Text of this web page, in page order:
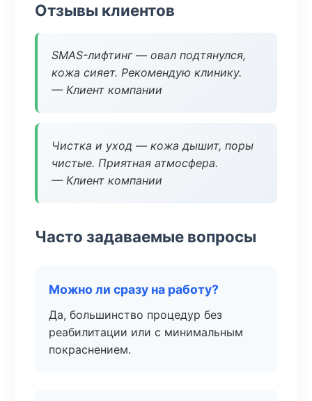
Отзывы клиентов
SMAS-лифтинг — овал подтянулся,
кожа сияет. Рекомендую клинику.
— Клиент компании
Чистка и уход — кожа дышит, поры
чистые. Приятная атмосфера.
— Клиент компании
Часто задаваемые вопросы
Можно ли сразу на работу?
Да, большинство процедур без
реабилитации или с минимальным
покраснением.